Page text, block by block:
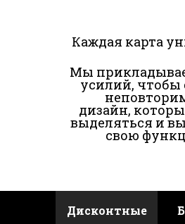
Каждая карта
Мы
усилий, чтобы
дизайн,
выделяться и
свою
Дисконтные